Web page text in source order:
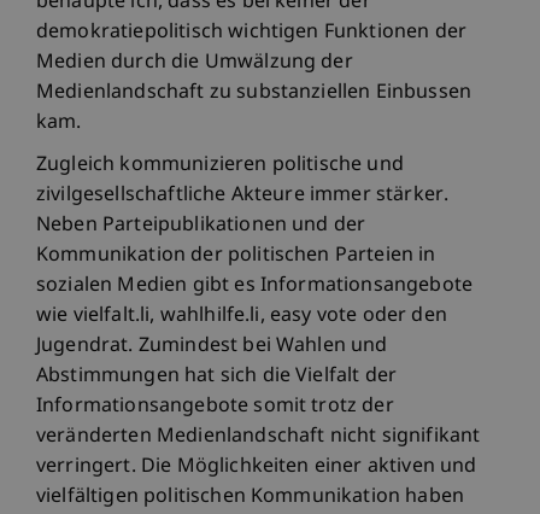
demokratiepolitisch wichtigen Funktionen der
Medien durch die Umwälzung der
Medienlandschaft zu substanziellen Einbussen
kam.
Zugleich kommunizieren politische und
zivilgesellschaftliche Akteure immer stärker.
Neben Parteipublikationen und der
Kommunikation der politischen Parteien in
sozialen Medien gibt es Informationsangebote
wie vielfalt.li, wahlhilfe.li, easy vote oder den
Jugendrat. Zumindest bei Wahlen und
Abstimmungen hat sich die Vielfalt der
Informationsangebote somit trotz der
veränderten Medienlandschaft nicht signifikant
verringert. Die Möglichkeiten einer aktiven und
vielfältigen politischen Kommunikation haben